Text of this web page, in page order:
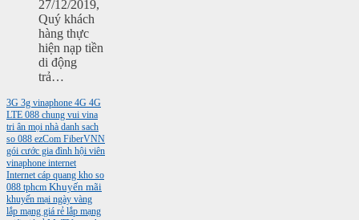
27/12/2019,
Quý khách
hàng thực
hiện nạp tiền
di động
trả…
3G 3g vinaphone 4G 4G
LTE 088 chung vui vina
tri ân mọi nhà danh sach
so 088 ezCom FiberVNN
gói cước gia đình hội viên
vinaphone internet
Internet cáp quang kho so
088 tphcm Khuyến mãi
khuyến mại ngày vàng
lắp mạng giá rẻ lắp mạng